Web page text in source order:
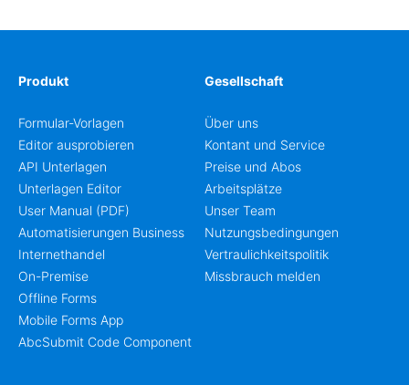
Produkt
Formular-Vorlagen
Editor ausprobieren
API Unterlagen
Unterlagen Editor
User Manual (PDF)
Automatisierungen Business
Internethandel
On-Premise
Offline Forms
Mobile Forms App
AbcSubmit Code Component
Gesellschaft
Über uns
Kontant und Service
Preise und Abos
Arbeitsplätze
Unser Team
Nutzungsbedingungen
Vertraulichkeitspolitik
Missbrauch melden